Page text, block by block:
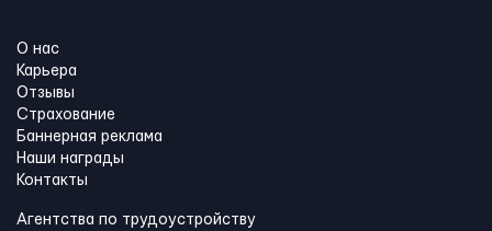
О нас
Карьера
Отзывы
Страхование
Баннерная реклама
Наши награды
Контакты
Агентства по трудоустройству